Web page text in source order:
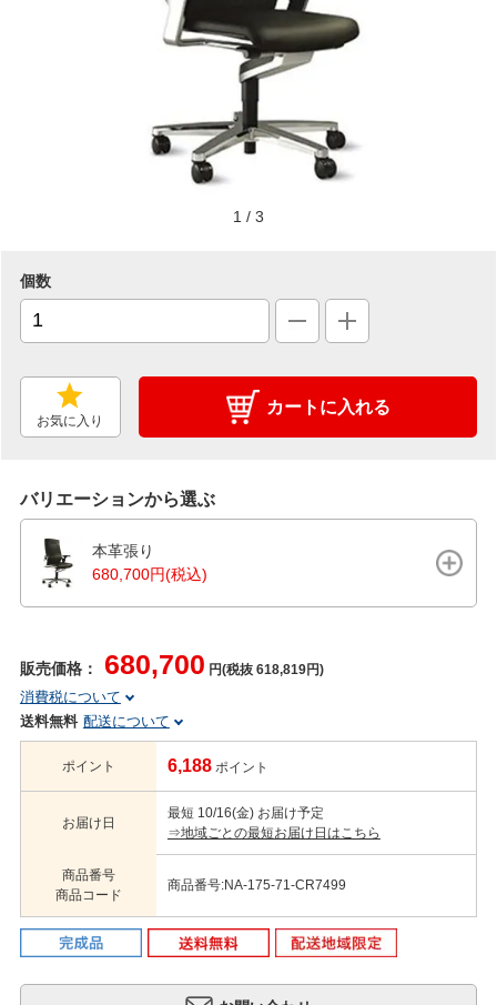
1 / 3
個数
お気に入り
カートに入れる
バリエーションから選ぶ
本革張り
680,700円(税込)
販売価格： 680,700 円(税抜 618,819円)
消費税について
送料無料 配送について
ポイント 6,188 ポイント
お届け日
最短 10/16(金) お届け予定
⇒地域ごとの最短お届け日はこちら
商品番号
商品コード
商品番号:NA-175-71-CR7499